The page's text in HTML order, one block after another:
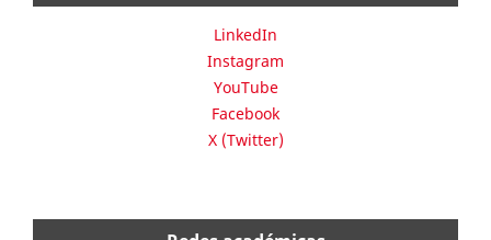
LinkedIn
Instagram
YouTube
Facebook
X (Twitter)